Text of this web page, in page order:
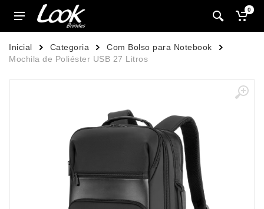
0
Inicial Categoria
Com Bolso para Notebook
Mochila de Poliéster USB 27 Litros